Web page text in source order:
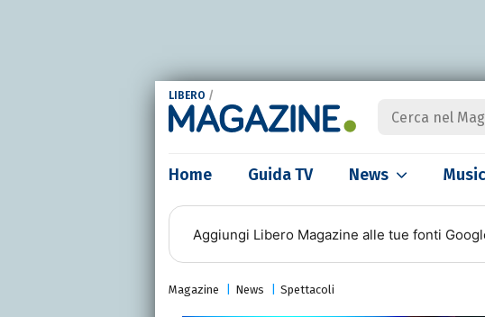
LIBERO /
Home Guida TV News
Aggiungi Libero Magazine alle tue fonti
Magazine News Spettacoli